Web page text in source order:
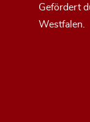
Gefördert
Westfalen.